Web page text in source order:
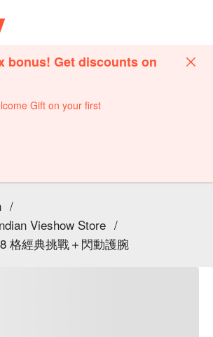
bonus! Get discounts on
Gift on your first
/
Vieshow Store /
格經典挑戰＋閃動護腕